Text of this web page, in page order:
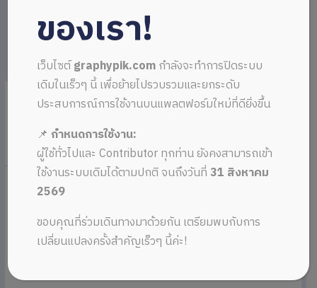
ดาวน์โหลดเรซูเม่ Resume สวยๆ ไฟล์ Word
เรซูเม่/ประวัติโดยย่อ (Word) on 9 มิถุนายน 2022
ของเรา!
เว็บไซต์graphypik.comกำลังจะทำการปิดระบบ
เดิมในเร็วๆ นี้ เพื่อย้ายไปรวบรวมและยกระดับ
ประสบการณ์การใช้งานบนแพลตฟอร์มใหม่ที่ดียิ่งขึ้น
📌กำหนดการใช้งาน:
ผู้ใช้ทั่วไปและ Contributor ทุกท่าน ยังคงสามารถเข้า
ใช้งานระบบเดิมได้ตามปกติ จนถึงวันที่ 31 สิงหาคม
2569
ขอบคุณที่ร่วมเดินทางมาด้วยกัน เตรียมพบกับการ
เปลี่ยนแปลงครั้งสำคัญเร็วๆ นี้ค่ะ!